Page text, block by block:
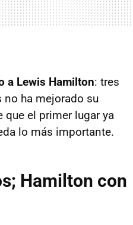
a Lewis Hamilton: tres
no ha mejorado su
el primer lugar ya
lo más importante.
Hamilton con